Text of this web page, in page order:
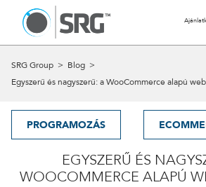
KÉRJ TŐLÜNK
MIRE SZÁMÍTHATSZ A FORM
EGY IDŐPONTOT EGYEZTETÜNK VELED
MEGBESZÉLJÜK AZ AJÁNLATKÉRÉS
A MEETING UTÁN TUDJUK
RÓLUNK
A CSAPAT
SRG Group > Blog >
Egyszerű és nagyszerű: a WooCommerce alapú
PROGRAMOZÁS
EGYSZERŰ ÉS
WOOCOMMERCE ALAPÚ